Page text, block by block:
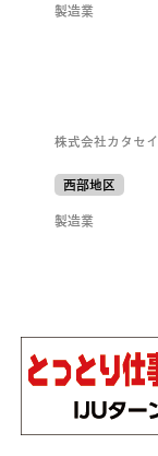
製造業
株式会社カタセイ
西部地区
製造業